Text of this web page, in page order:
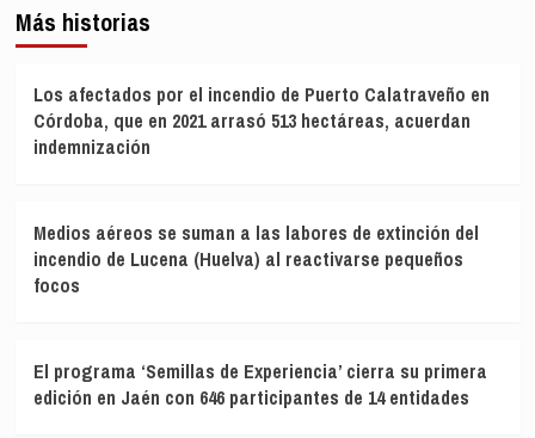
Más historias
Los afectados por el incendio de Puerto Calatraveño en
Córdoba, que en 2021 arrasó 513 hectáreas, acuerdan
indemnización
Medios aéreos se suman a las labores de extinción del
incendio de Lucena (Huelva) al reactivarse pequeños
focos
El programa ‘Semillas de Experiencia’ cierra su primera
edición en Jaén con 646 participantes de 14 entidades